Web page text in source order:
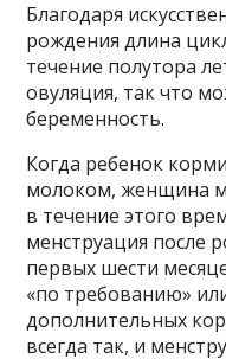
Благодаря
рождения длина
течение полутора
овуляция, так что
беременность.
Когда ребенок
молоком, женщина
в течение этого
менструация после
первых шести
«по требованию»
дополнительных
всегда так, и